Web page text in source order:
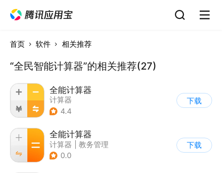
首页 软件 相关推荐
“全民智能计算器”的相关推荐(27)
全能计算器
计算器
4.4
下载
全能计算器
计算器
教务管理
0.0
下载